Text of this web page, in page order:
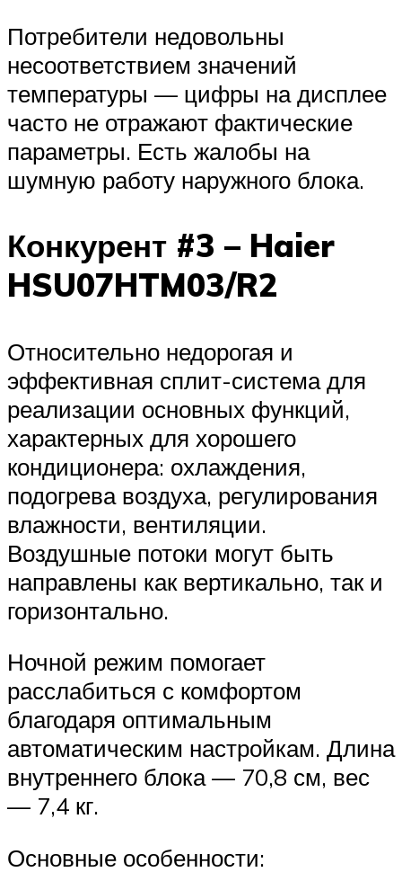
Потребители недовольны
несоответствием значений
температуры — цифры на дисплее
часто не отражают фактические
параметры. Есть жалобы на
шумную работу наружного блока.
Конкурент #3 – Haier
HSU07HTM03/R2
Относительно недорогая и
эффективная сплит-система для
реализации основных функций,
характерных для хорошего
кондиционера: охлаждения,
подогрева воздуха, регулирования
влажности, вентиляции.
Воздушные потоки могут быть
направлены как вертикально, так и
горизонтально.
Ночной режим помогает
расслабиться с комфортом
благодаря оптимальным
автоматическим настройкам. Длина
внутреннего блока — 70,8 см, вес
— 7,4 кг.
Основные особенности: